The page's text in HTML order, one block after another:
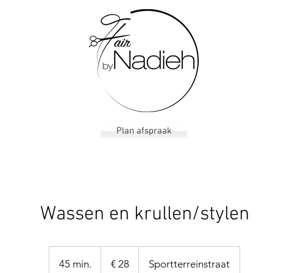
Plan afspraak
Wassen en krullen/stylen
45 min. € 28 Sportterreinstraat